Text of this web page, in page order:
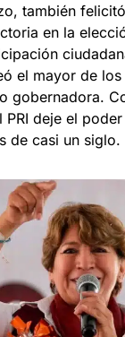
también
en la
el mayor de
gobernadora.
PRI deje el
de casi un siglo.